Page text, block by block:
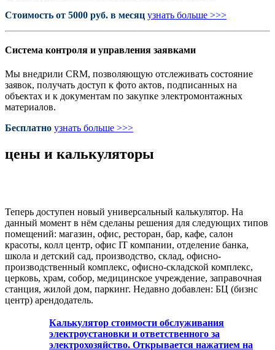
Стоимость от 5000 руб. в месяц узнать больше >>>
Система контроля и управления заявками
Мы внедрили CRM, позволяющую отслеживать состояние
заявок, получать доступ к фото актов, подписанных на
объектах и к документам по закупке электромонтажных
материалов.
Бесплатно узнать больше >>>
цены и калькуляторы
Теперь доступен новый универсальный калькулятор. На
данный момент в нём сделаны решения для следующих типов
помещений: магазин, офис, ресторан, бар, кафе, салон
красоты, колл центр, офис IT компании, отделение банка,
школа и детский сад, производство, склад, офисно-
производственный комплекс, офисно-складской комплекс,
церковь, храм, собор, медицинское учреждение, заправочная
станция, жилой дом, паркинг. Недавно добавлен: БЦ (бизнс
центр) арендодатель.
Калькулятор стоимости обслуживания
электроустановки и ответственного за
электрохозяйство. Открывается нажатием на